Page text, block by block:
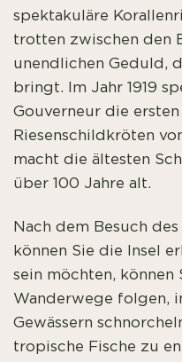
spektakuläre
trotten zwischen den
unendlichen Geduld,
bringt. Im Jahr 1919
Gouverneur die
Riesenschildkröten
macht die ältesten
über 100 Jahre alt.
Nach dem Besuch
können Sie die Insel
sein möchten, können
Wanderwege folgen,
Gewässern
tropische Fische zu